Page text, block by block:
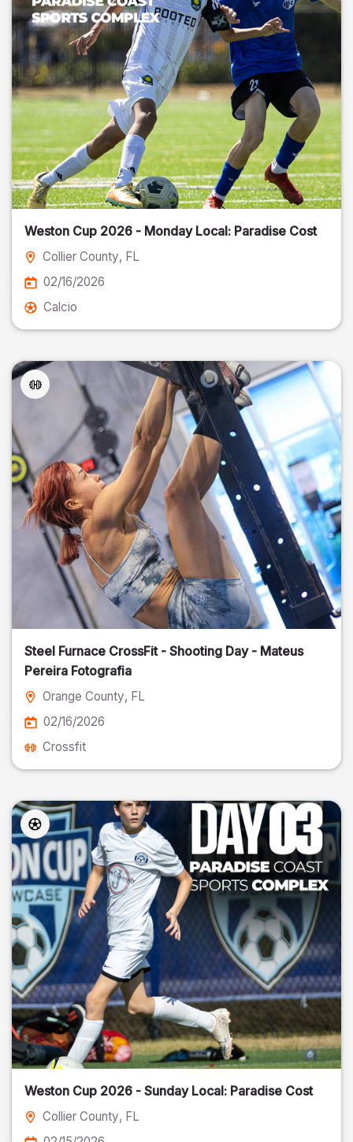
Weston Cup 2026 - Monday Local: Paradise Cost
Collier County, FL
02/16/2026
Calcio
Steel Furnace CrossFit - Shooting Day - Mateus
Pereira Fotografia
Orange County, FL
02/16/2026
Crossfit
Weston Cup 2026 - Sunday Local: Paradise Cost
Collier County, FL